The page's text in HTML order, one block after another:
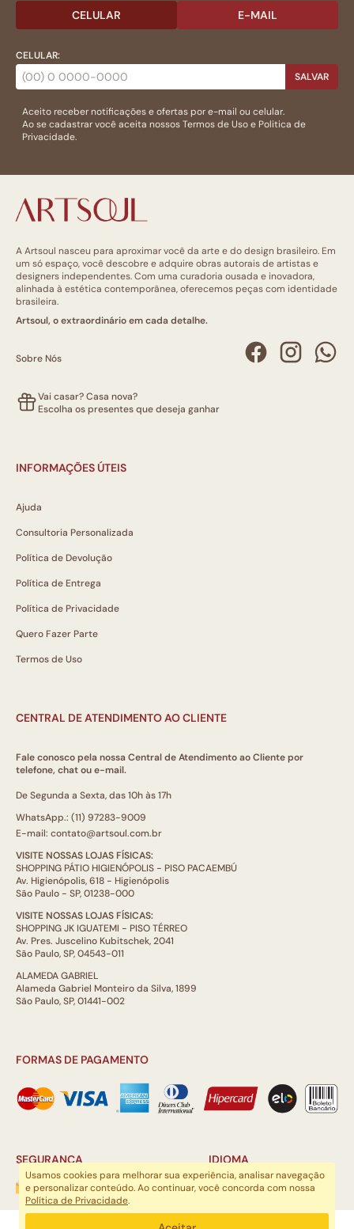
CELULAR E-MAIL
CELULAR:
SALVAR
Aceito receber notificações e ofertas por e-mail ou celular.
Ao se cadastrar você aceita nossosTermos de Usoe Politica de
Privacidade.
A Artsoul nasceu para aproximar você da arte e do design brasileiro. Em
um só espaço, você descobre e adquire obras autorais de artistas e
designers independentes. Com uma curadoria ousada e inovadora,
alinhada à estética contemporânea, oferecemos peças com identidade
brasileira.
Artsoul, o extraordinário em cada detalhe.
Sobre Nós
Vai casar? Casa nova?
Escolha os presentes que deseja ganhar
INFORMAÇÕES ÚTEIS
Ajuda
Consultoria Personalizada
Política de Devolução
Política de Entrega
Política de Privacidade
Quero Fazer Parte
Termos de Uso
CENTRAL DE ATENDIMENTO AO CLIENTE
Fale conosco pela nossa Central de Atendimento ao Cliente por
telefone, chat ou e-mail.
De Segunda a Sexta, das 10h às 17h
WhatsApp.: (11) 97283-9009
E-mail: contato@artsoul.com.br
VISITE NOSSAS LOJAS FÍSICAS:
SHOPPING PÁTIO HIGIENÓPOLIS - PISO PACAEMBÚ
Av. Higienópolis, 618 - Higienópolis
São Paulo - SP, 01238-000
VISITE NOSSAS LOJAS FÍSICAS:
SHOPPING JK IGUATEMI - PISO TÉRREO
Av. Pres. Juscelino Kubitschek, 2041
São Paulo, SP, 04543-011
ALAMEDA GABRIEL
Alameda Gabriel Monteiro da Silva, 1899
São Paulo, SP, 01441-002
FORMAS DE PAGAMENTO
SEGURANÇA IDIOMA
ARTSOUL COMUNICAÇÃO DIGITAL LTDA | CNPJ: 29.752.781/0001-52
Usamos cookies para melhorar sua experiência, analisar navegação
e personalizar conteúdo. Ao continuar, você concorda com nossa
Política de Privacidade.